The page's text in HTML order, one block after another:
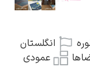
انگلستان
عمودی